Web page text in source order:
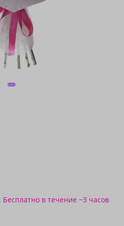
Бесплатно в течение ~3 часов